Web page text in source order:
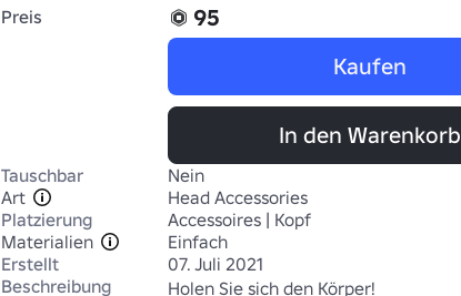
Preis
95
Kaufen
In den Warenkorb
Tauschbar
Nein
Art
Head Accessories
Platzierung
Accessoires | Kopf
Materialien
Einfach
Erstellt
07. Juli 2021
Beschreibung